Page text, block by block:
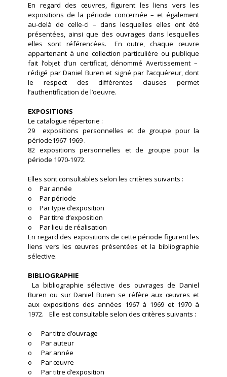
En regard des œuvres, figurent les liens vers les
expositions de la période concernée – et également
au-delà de celle-ci – dans lesquelles elles ont été
présentées, ainsi que des ouvrages dans lesquelles
elles sont référencées. En outre, chaque œuvre
appartenant à une collection particulière ou publique
fait l’objet d’un certificat, dénommé Avertissement –
rédigé par Daniel Buren et signé par l’acquéreur, dont
le respect des différentes clauses permet
l’authentification de l’oeuvre.
EXPOSITIONS
Le catalogue répertorie :
29 expositions personnelles et de groupe pour la
période1967-1969 .
82 expositions personnelles et de groupe pour la
période 1970-1972.
Elles sont consultables selon les critères suivants :
o Par année
o Par période
o Par type d’exposition
o Par titre d’exposition
o Par lieu de réalisation
En regard des expositions de cette période figurent les
liens vers les œuvres présentées et la bibliographie
sélective.
BIBLIOGRAPHIE
La bibliographie sélective des ouvrages de Daniel
Buren ou sur Daniel Buren se réfère aux œuvres et
aux expositions des années 1967 à 1969 et 1970 à
1972. Elle est consultable selon des critères suivants :
o Par titre d’ouvrage
o Par auteur
o Par année
o Par œuvre
o Par titre d’exposition